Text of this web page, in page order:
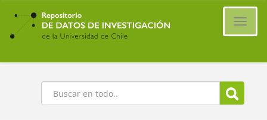
Ir
contenido
principal
Buscar